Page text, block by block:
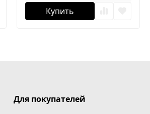
Купить
Для покупателей